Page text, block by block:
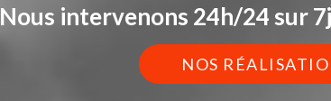
Nous intervenons 24h/24 sur
NOS